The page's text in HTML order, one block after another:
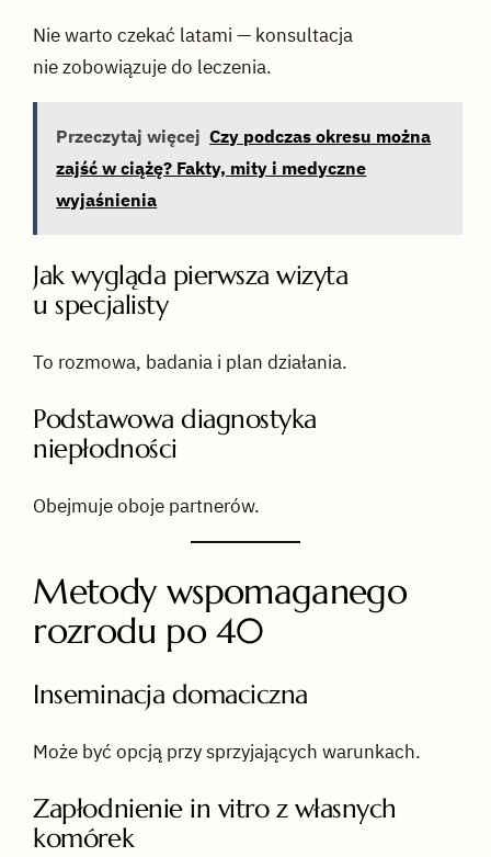
Nie warto czekać latami — konsultacja
nie zobowiązuje do leczenia.
Przeczytaj więcej Czy podczas okresu można
zajść w ciążę? Fakty, mity i medyczne
wyjaśnienia
Jak wygląda pierwsza wizyta
u specjalisty
To rozmowa, badania i plan działania.
Podstawowa diagnostyka
niepłodności
Obejmuje oboje partnerów.
Metody wspomaganego
rozrodu po 40
Inseminacja domaciczna
Może być opcją przy sprzyjających warunkach.
Zapłodnienie in vitro z własnych
komórek